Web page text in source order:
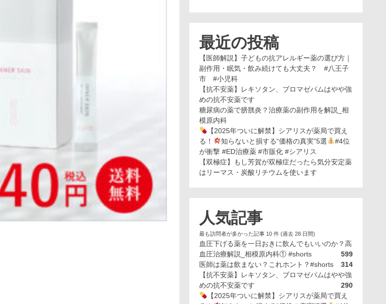
最近の投稿
【医師解説】子どもの抗アレルギー薬の選び方｜
副作用・眠気・飲み続けても大丈夫？ #八王子
市 #小児科
【抗不安薬】レキソタン、ブロマゼパムはやや強
めの抗不安薬です
糖尿病の薬で膀胱炎？治療薬の副作用を解説_相
模原内科
【2025年ついに解禁】シアリスが薬局で買え
る！
知らないと損する“価格の真実”5選
#4位
が衝撃 #ED治療薬 #市販化 #シアリス
【双極症】もし芳賀が双極症だったら気分安定薬
はリーマス・炭酸リチウムを使います
人気記事
最も訪問者が多かった記事 10 件 (過去 28 日間)
血圧下げる薬を一日おきに飲んでもいいのか？高
血圧治療解説_相模原内科① #shorts
599
医師は薬は飲まない？これホント？#shorts
314
【抗不安薬】レキソタン、ブロマゼパムはやや強
めの抗不安薬です
290
【2025年ついに解禁】シアリスが薬局で買え